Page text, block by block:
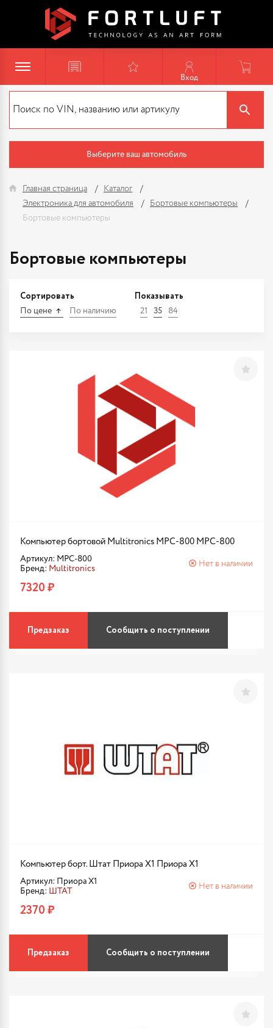
Вход
Выберите ваш автомобиль
Главная страница
Каталог
Электроника для автомобиля
Бортовые компьютеры
Бортовые компьютеры
Бортовые компьютеры
Сортировать
По цене По наличию
Показывать
21 35 84
Компьютер бортовой Multitronics MPC-800 MPC-800
Артикул: MPC-800
Бренд: Multitronics
Нет в наличии
7320 ₽
Предзаказ Сообщить о поступлении
Компьютер борт. Штат Приора X1 Приора X1
Артикул: Приора X1
Бренд: ШТАТ
Нет в наличии
2370 ₽
Предзаказ Сообщить о поступлении